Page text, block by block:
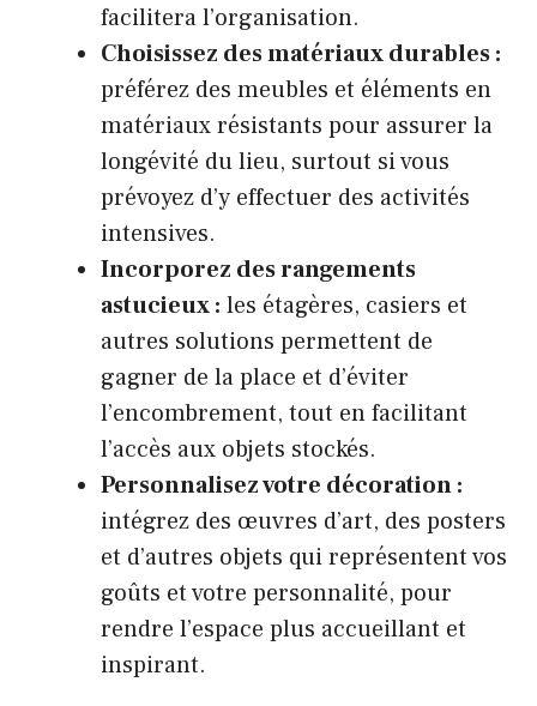
facilitera l’organisation.
Choisissez des matériaux durables :
préférez des meubles et éléments en
matériaux résistants pour assurer la
longévité du lieu, surtout si vous
prévoyez d’y effectuer des activités
intensives.
Incorporez des rangements
astucieux : les étagères, casiers et
autres solutions permettent de
gagner de la place et d’éviter
l’encombrement, tout en facilitant
l’accès aux objets stockés.
Personnalisez votre décoration :
intégrez des œuvres d’art, des posters
et d’autres objets qui représentent vos
goûts et votre personnalité, pour
rendre l’espace plus accueillant et
inspirant.